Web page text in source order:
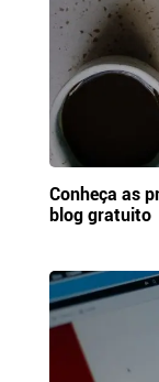
Conheça as
blog gratuito